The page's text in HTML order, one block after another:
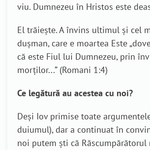
viu. Dumnezeu în Hristos este
El trăiește. A învins ultimul și cel
dușman, care e moartea Este
că este Fiul lui Dumnezeu, prin
morţilor...” (Romani 1:4)
Ce legătură au acestea cu noi?
Deși Iov primise toate
duiumul), dar a continuat în
noi putem ști că Răscumpărătorul